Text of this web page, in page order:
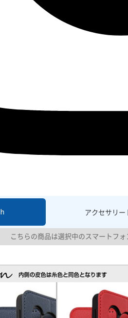
アクセサリー
こちらの商品は選択中のスマートフォ